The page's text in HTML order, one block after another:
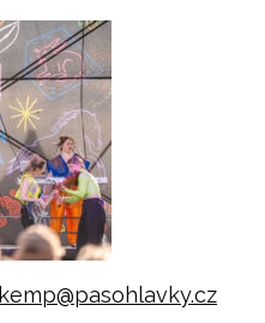
kemp@pasohlavky.cz